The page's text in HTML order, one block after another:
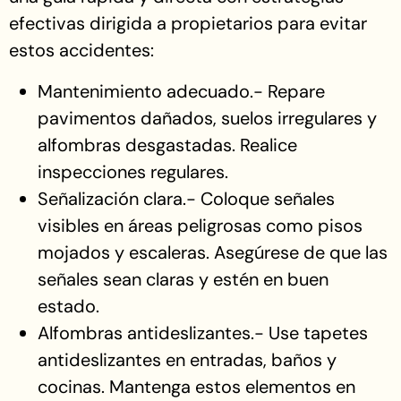
efectivas dirigida a propietarios para evitar
estos accidentes:
Mantenimiento adecuado.- Repare
pavimentos dañados, suelos irregulares y
alfombras desgastadas. Realice
inspecciones regulares.
Señalización clara.- Coloque señales
visibles en áreas peligrosas como pisos
mojados y escaleras. Asegúrese de que las
señales sean claras y estén en buen
estado.
Alfombras antideslizantes.- Use tapetes
antideslizantes en entradas, baños y
cocinas. Mantenga estos elementos en